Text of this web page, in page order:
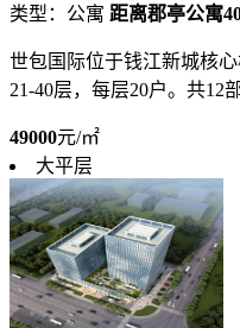
类型：公寓 距离郡亭公寓
世包国际位于钱江新城核
21-40层，每层20户。共12
49000元/㎡
大平层